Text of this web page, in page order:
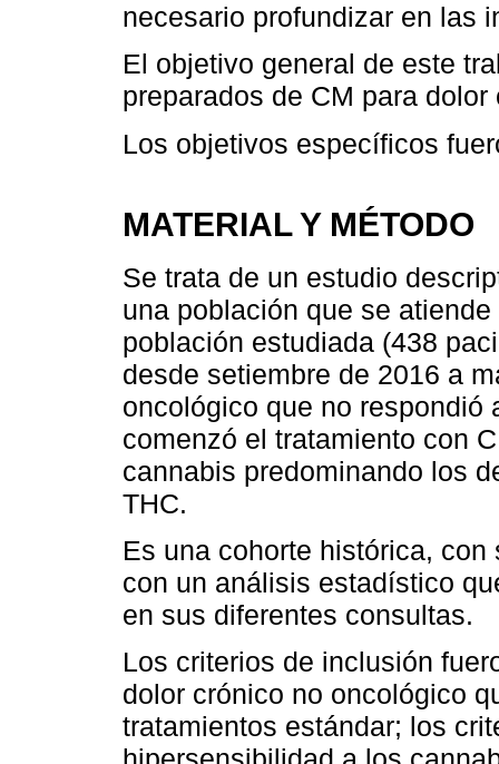
necesario profundizar en las
El objetivo general de este
preparados de CM para
Los objetivos específicos
MATERIAL Y MÉTODO
Se trata de un estudio
una población que se
población estudiada (438
desde setiembre de 2016 a
oncológico que no respondió
comenzó el tratamiento con
cannabis predominando los
THC.
Es una cohorte histórica,
con un análisis estadístico
en sus diferentes consultas.
Los criterios de inclusión
dolor crónico no oncológico
tratamientos estándar; los